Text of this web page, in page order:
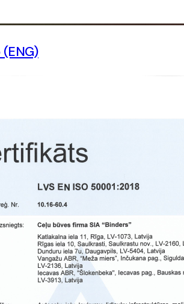
(ENG)